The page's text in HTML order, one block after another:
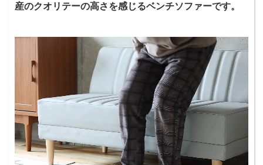
産のクオリテーの高さを感じるベンチソファーです。